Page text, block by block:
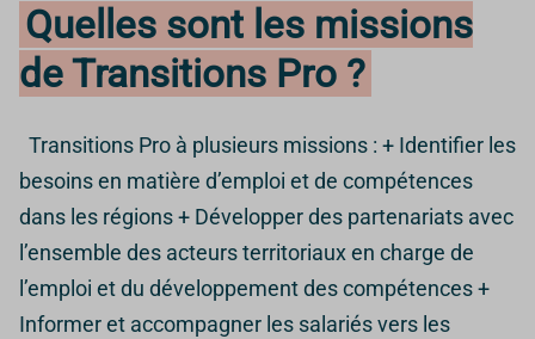
Quelles sont les missions
de Transitions Pro ?
Transitions Pro à plusieurs missions : + Identifier les
besoins en matière d’emploi et de compétences
dans les régions + Développer des partenariats avec
l’ensemble des acteurs territoriaux en charge de
l’emploi et du développement des compétences +
Informer et accompagner les salariés vers les